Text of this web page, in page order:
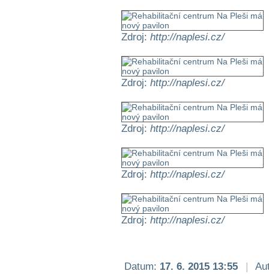
Zdroj: http://naplesi.cz/
Zdroj: http://naplesi.cz/
Zdroj: http://naplesi.cz/
Zdroj: http://naplesi.cz/
Zdroj: http://naplesi.cz/
Datum: 17. 6. 2015 13:55 |